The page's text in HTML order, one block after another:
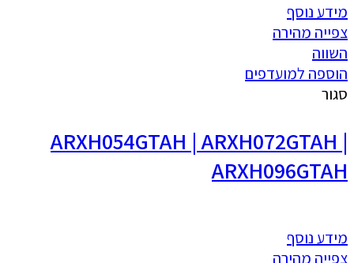
מידע נוסף
צפייה מהירה
השווה
הוספה למועדפים
סגור
ARXH054GTAH | ARXH072GTAH |
ARXH096GTAH
מידע נוסף
צפייה מהירה